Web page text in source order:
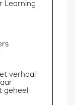
Learning
verhaal
geheel